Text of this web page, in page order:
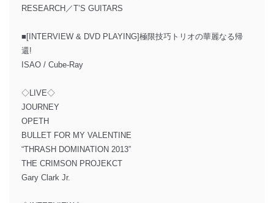
RESEARCH／T’S GUITARS
■[INTERVIEW & DVD PLAYING]極限技巧トリオの華麗なる帰
還!
ISAO / Cube-Ray
◇LIVE◇
JOURNEY
OPETH
BULLET FOR MY VALENTINE
“THRASH DOMINATION 2013”
THE CRIMSON PROJEKCT
Gary Clark Jr.